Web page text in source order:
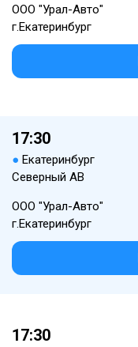
ООО "Урал-Авто"
г.Екатеринбург
17:30
● Екатеринбург
Северный АВ
ООО "Урал-Авто"
г.Екатеринбург
17:30